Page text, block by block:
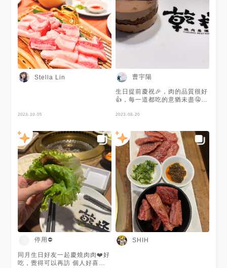
Stella Lin
2023-10-05
曹宇陽
生日提前慶祝🎉，肉的品質很好
👍，每一道都吃的意猶未盡🤤，
2023-08-20
停用⛔️
同月生日好友一起慶燒肉肉❤️好
吃，覺得可以再訪 個人好喜歡
SHIH